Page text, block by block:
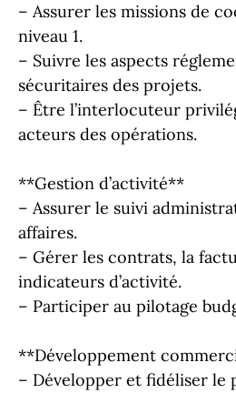
– Assurer les missions de
niveau 1.
– Suivre les aspects
sécuritaires des projets.
– Être l’interlocuteur
acteurs des opérations.
**Gestion d’activité**
– Assurer le suivi
affaires.
– Gérer les contrats, la
indicateurs d’activité.
– Participer au pilotage
**Développement
– Développer et fidéliser le